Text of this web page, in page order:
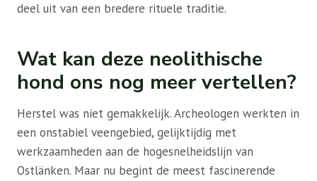
deel uit van een bredere rituele traditie.
Wat kan deze neolithische
hond ons nog meer vertellen?
Herstel was niet gemakkelijk. Archeologen werkten in
een onstabiel veengebied, gelijktijdig met
werkzaamheden aan de hogesnelheidslijn van
Ostlänken. Maar nu begint de meest fascinerende